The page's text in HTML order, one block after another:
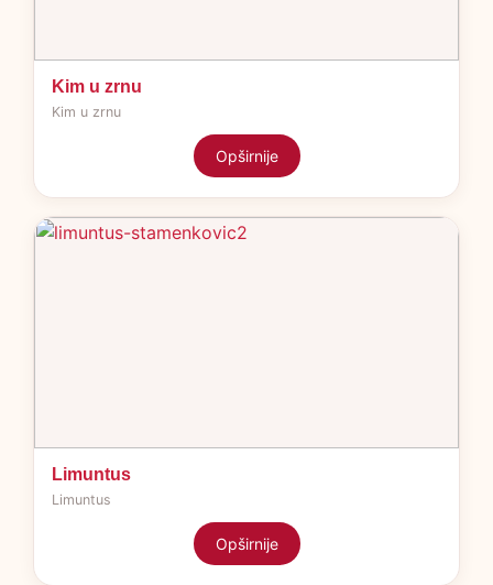
Kim u zrnu
Kim u zrnu
Opširnije
Limuntus
Limuntus
Opširnije